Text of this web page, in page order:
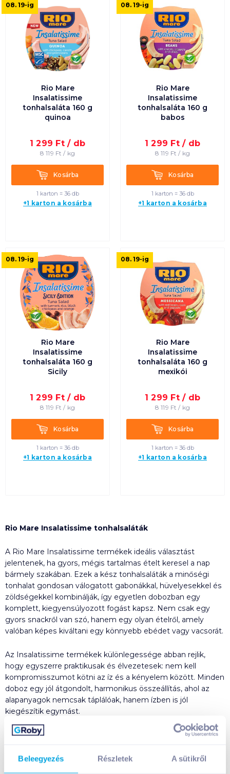
Beleegyezés Részletek A sütikről
Rio Mare
Insalatissime
tonhalsaláta 160 g
quinoa
1 299 Ft / db
8 119 Ft / kg
KosárbaKosárba
1 karton = 36 db
+1 karton a kosárba
08. 19-ig
Rio Mare
Insalatissime
tonhalsaláta 160 g
babos
1 299 Ft / db
8 119 Ft / kg
KosárbaKosárba
1 karton = 36 db
+1 karton a kosárba
08. 19-ig
Rio Mare
Insalatissime
tonhalsaláta 160 g
Sicily
1 299 Ft / db
8 119 Ft / kg
KosárbaKosárba
1 karton = 36 db
+1 karton a kosárba
08. 19-ig
Rio Mare
Insalatissime
tonhalsaláta 160 g
mexikói
1 299 Ft / db
8 119 Ft / kg
KosárbaKosárba
1 karton = 36 db
+1 karton a kosárba
08. 19-ig
Rio Mare Insalatissime tonhalsaláták
A Rio Mare Insalatissime termékek ideális választást
jelentenek, ha gyors, mégis tartalmas ételt keresel a nap
bármely szakában. Ezek a kész tonhalsaláták a minőségi
tonhalat gondosan válogatott gabonákkal, hüvelyesekkel és
zöldségekkel kombinálják, így egyetlen dobozban egy
komplett, kiegyensúlyozott fogást kapsz. Nem csak egy
gyors snackről van szó, hanem egy olyan ételről, amely
valóban képes kiváltani egy könnyebb ebédet vagy vacsorát.
Az Insalatissime termékek különlegessége abban rejlik,
hogy egyszerre praktikusak és élvezetesek: nem kell
kompromisszumot kötni az íz és a kényelem között. Minden
doboz egy jól átgondolt, harmonikus összeállítás, ahol az
alapanyagok nemcsak táplálóak, hanem ízben is jól
kiegészítik egymást.
Tonhalsaláta több ízben
A különböző ízvariációk lehetővé teszik, hogy mindig a